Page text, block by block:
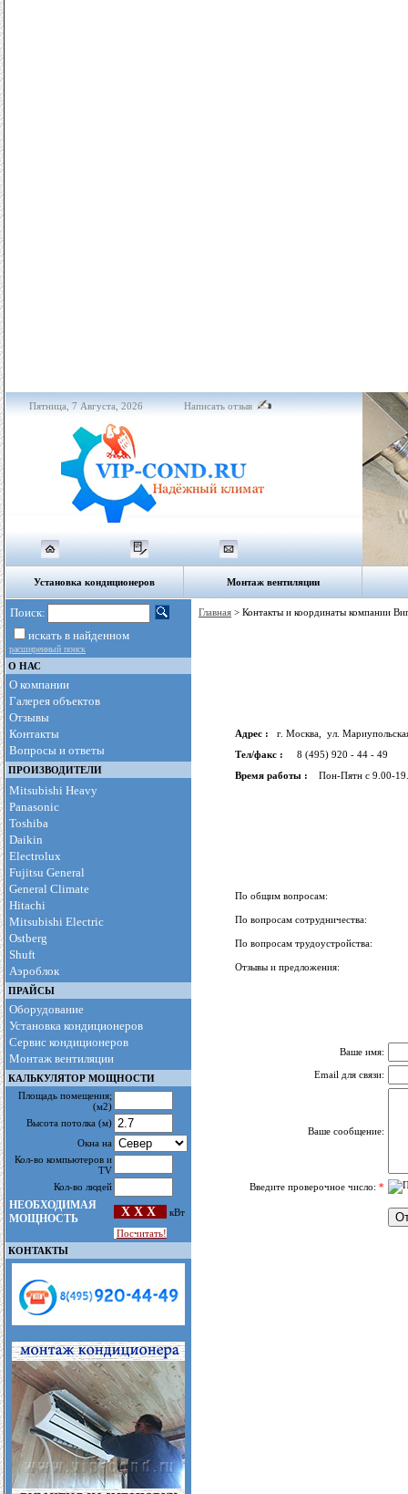
Пятница, 7 Августа, 2026 Написать отзыв
Установка кондиционеров Монтаж вентиляции
Поиск:
искать в найденном
расширенный поиск
О НАС
О компании
Галерея объектов
Отзывы
Контакты
Вопросы и ответы
ПРОИЗВОДИТЕЛИ
Mitsubishi Heavy
Panasonic
Toshiba
Daikin
Electrolux
Fujitsu General
General Climate
Hitachi
Mitsubishi Electric
Ostberg
Shuft
Аэроблок
ПРАЙСЫ
Оборудование
Установка кондиционеров
Сервис кондиционеров
Монтаж вентиляции
КАЛЬКУЛЯТОР МОЩНОСТИ
Площадь помещения;
(м2)
Высота потолка (м)
Окна на
Кол-во компьютеров и
TV
Кол-во людей
НЕОБХОДИМАЯ
МОЩНОСТЬ
X X X
кВт
Посчитать!
КОНТАКТЫ
Главная > Контакты и координаты компании
Адрес : г. Москва, ул.
Тел/факс : 8 (495) 920 - 44 - 49
Время работы : Пон-Пятн с 9.00-
По общим вопросам:
По вопросам сотрудничества:
По вопросам трудоустройства:
Отзывы и предложения:
Ваше имя:
Email для связи:
Ваше сообщение:
Введите проверочное число: *